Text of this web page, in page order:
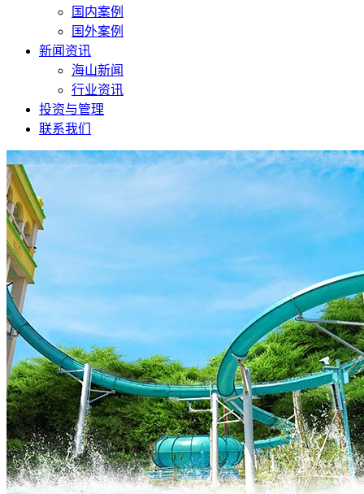
国内案例
国外案例
新闻资讯
海山新闻
行业资讯
投资与管理
联系我们